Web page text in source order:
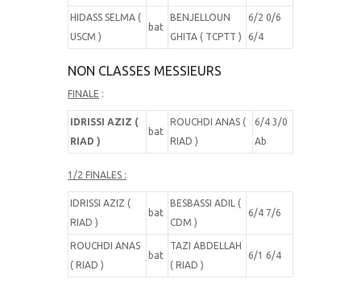
HIDASS SELMA (
USCM )
bat
BENJELLOUN
GHITA ( TCPTT )
6/2 0/6
6/4
NON CLASSES MESSIEURS
FINALE :
IDRISSI AZIZ (
RIAD )
bat
ROUCHDI ANAS (
RIAD )
6/4 3/0
Ab
1/2 FINALES :
IDRISSI AZIZ (
RIAD )
bat
BESBASSI ADIL (
CDM )
6/4 7/6
ROUCHDI ANAS
( RIAD )
bat
TAZI ABDELLAH
( RIAD )
6/1 6/4